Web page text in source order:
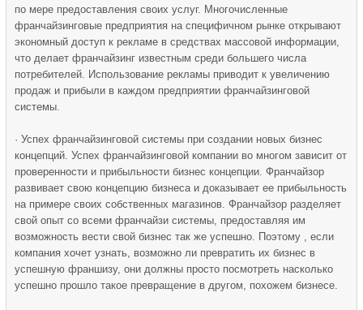
по мере предоставления своих услуг. Многочисленные
франчайзинговые предприятия на специфичном рынке открывают
экономный доступ к рекламе в средствах массовой информации,
что делает франчайзинг известным среди большего числа
потребителей. Использование рекламы приводит к увеличению
продаж и прибыли в каждом предприятии франчайзинговой
системы.
· Успех франчайзинговой системы при создании новых бизнес
концепций. Успех франчайзинговой компании во многом зависит от
проверенности и прибыльности бизнес концепции. Франчайзор
развивает свою концепцию бизнеса и доказывает ее прибыльность
на примере своих собственных магазинов. Франчайзор разделяет
свой опыт со всеми франчайзи системы, предоставляя им
возможность вести свой бизнес так же успешно. Поэтому , если
компания хочет узнать, возможно ли превратить их бизнес в
успешную франшизу, они должны просто посмотреть насколько
успешно прошло такое превращение в другом, похожем бизнесе.